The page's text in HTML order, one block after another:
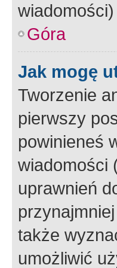
wiadomości)
Góra
Jak mogę
Tworzenie
pierwszy
powinieneś
wiadomości
uprawnień
także
umożliwić